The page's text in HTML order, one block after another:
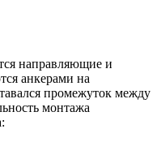
направляющие и
анкерами на
промежуток между
монтажа